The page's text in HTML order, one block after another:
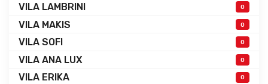
VILA LAMBRINI 0
VILA MAKIS 0
VILA SOFI 0
VILA ANA LUX 0
VILA ERIKA 0